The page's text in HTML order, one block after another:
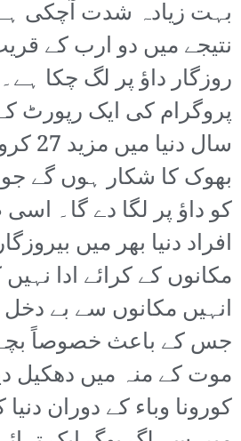
بہت زیادہ شدت آچکی
نتیجے میں دو ارب کے
روزگار داؤ پر لگ چکا
پروگرام کی ایک رپورٹ
سال
بھوک کا شکار ہوں گے
کو داؤ پر لگا دے گا۔
افراد دنیا بھر میں
مکانوں کے کرائے ادا
انہیں مکانوں سے بے دخل
جس کے باعث خصوصاً بچے
موت کے منہ میں دھکیل
کورونا وباء کے دوران